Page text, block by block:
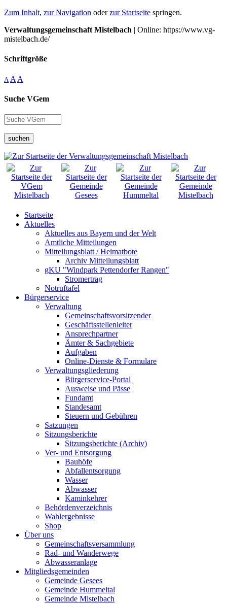
Zum Inhalt, zur Navigation oderzur Startseite springen.
Verwaltungsgemeinschaft Mistelbach | Online: https://www.vg-
mistelbach.de/
Schriftgröße
A A A
Suche VGem
suchen
Startseite
Aktuelles
Aktuelles aus Bayern und der Welt
Amtliche Mitteilungen
Mitteilungsblatt / Heimatbote
Archiv Mitteilungsblatt
gKU "Windpark Pettendorfer Rangen"
Stromertrag
Notruftafel
Bürgerservice
Verwaltung
Gemeinschaftsvorsitzender
Geschäftsstellenleiter
Ansprechpartner
Ämter & Sachgebiete
Aufgaben
Online-Dienste & Formulare
Verwaltungsgliederung
Bürgerservice-Portal
Ausweise und Pässe
Fundamt
Standesamt
Steuern und Gebühren
Satzungen
Sitzungsberichte
Sitzungsberichte (Archiv)
Ver- und Entsorgung
Bauhöfe
Abfallentsorgung
Wasser
Abwasser
Kaminkehrer
Behördenverzeichnis
Wahlergebnisse
Shop
Über uns
Gemeinschaftsversammlung
Rad- und Wanderwege
Abwasseranlage
Mitgliedsgemeinden
Gemeinde Gesees
Gemeinde Hummeltal
Gemeinde Mistelbach